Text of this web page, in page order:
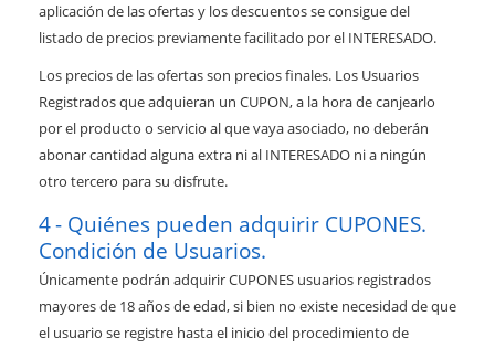
aplicación de las ofertas y los descuentos se consigue del
listado de precios previamente facilitado por el INTERESADO.
Los precios de las ofertas son precios finales. Los Usuarios
Registrados que adquieran un CUPON, a la hora de canjearlo
por el producto o servicio al que vaya asociado, no deberán
abonar cantidad alguna extra ni al INTERESADO ni a ningún
otro tercero para su disfrute.
Quiénes pueden adquirir CUPONES.
Condición de Usuarios.
Únicamente podrán adquirir CUPONES usuarios registrados
mayores de 18 años de edad, si bien no existe necesidad de que
el usuario se registre hasta el inicio del procedimiento de